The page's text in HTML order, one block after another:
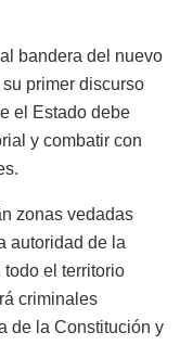
bandera del nuevo
primer discurso
el Estado debe
y combatir con
zonas vedadas
autoridad de la
el territorio
criminales
de la Constitución y